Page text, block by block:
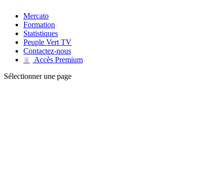
Mercato
Formation
Statistiques
Peuple Vert TV
Contactez-nous
♛
Accès Premium
Sélectionner une page